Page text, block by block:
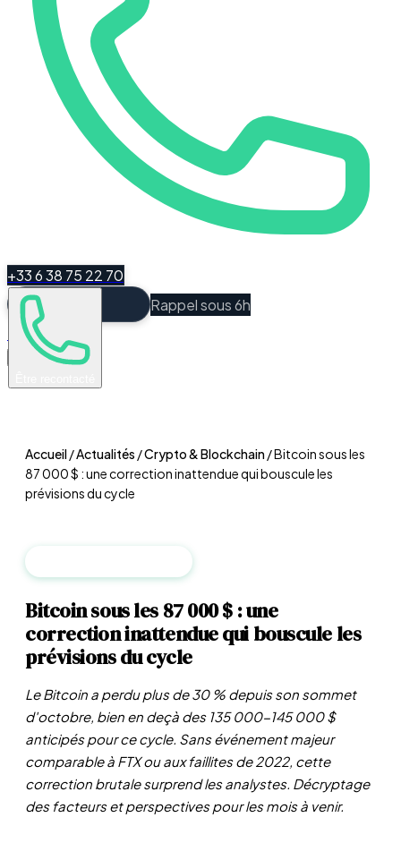
+33 6 38 75 22 70
Rappel sous 6h
Espace Client
Accueil/Actualités /Crypto & Blockchain/Bitcoin sous les
87 000 $ : une correction inattendue qui bouscule les
prévisions du cycle
Bitcoin sous les 87 000 $ : une
correction inattendue qui bouscule les
prévisions du cycle
Le Bitcoin a perdu plus de 30 % depuis son sommet
d'octobre, bien en deçà des 135 000-145 000 $
anticipés pour ce cycle. Sans événement majeur
comparable à FTX ou aux faillites de 2022, cette
correction brutale surprend les analystes. Décryptage
des facteurs et perspectives pour les mois à venir.